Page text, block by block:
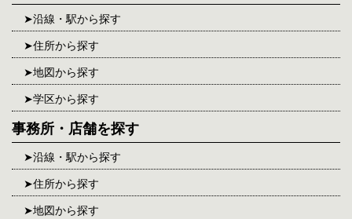
沿線・駅から探す
住所から探す
地図から探す
学区から探す
事務所・店舗を探す
沿線・駅から探す
住所から探す
地図から探す